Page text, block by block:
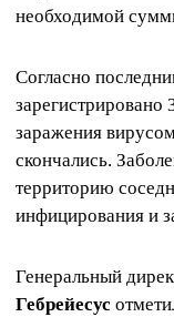
необходимой
Согласно
заражения
скончались.
территорию
инфицирования и
Генеральный
Гебрейесус